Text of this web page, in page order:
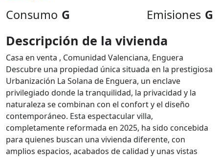
Consumo G Emisiones G
Descripción de la vivienda
Casa en venta , Comunidad Valenciana, Enguera
Descubre una propiedad única situada en la prestigiosa
Urbanización La Solana de Enguera, un enclave
privilegiado donde la tranquilidad, la privacidad y la
naturaleza se combinan con el confort y el diseño
contemporáneo. Esta espectacular villa,
completamente reformada en 2025, ha sido concebida
para quienes buscan una vivienda diferente, con
amplios espacios, acabados de calidad y unas vistas